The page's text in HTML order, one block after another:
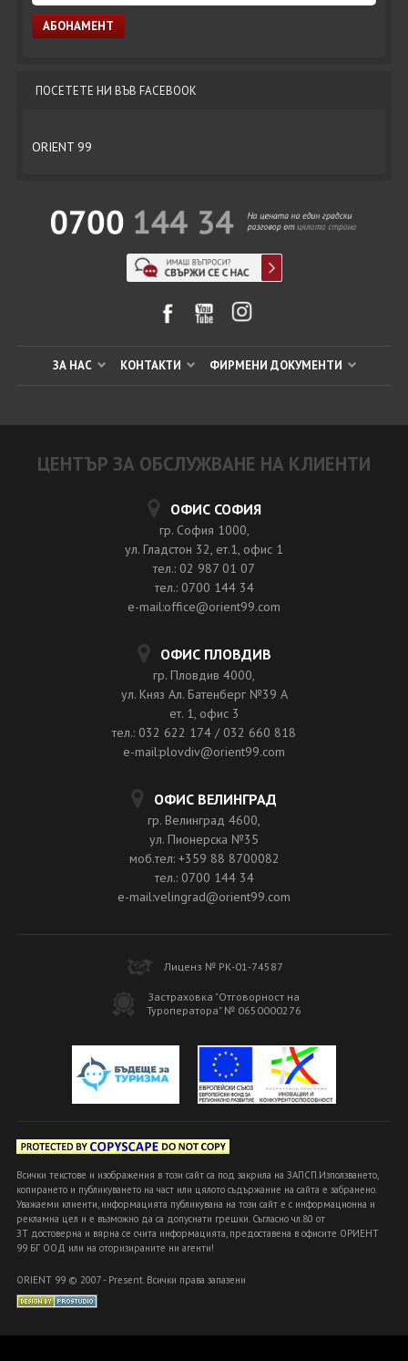
ПОСЕТЕТЕ НИ ВЪВ FACEBOOK
ORIENT 99
ЗА НАС КОНТАКТИ ФИРМЕНИ ДОКУМЕНТИ
ЦЕНТЪР ЗА ОБСЛУЖВАНЕ НА КЛИЕНТИ
ОФИС СОФИЯ
гр. София 1000,
ул. Гладстон 32, ет.1, офис 1
тел.: 02 987 01 07
тел.: 0700 144 34
e-mail:office@orient99.com
ОФИС ПЛОВДИВ
гр. Пловдив 4000,
ул. Княз Ал. Батенберг №39 A
ет. 1, офис 3
тел.: 032 622 174 / 032 660 818
e-mail:plovdiv@orient99.com
ОФИС ВЕЛИНГРАД
гр. Велинград 4600,
ул. Пионерска №35
моб.тел: +359 88 8700082
тел.: 0700 144 34
e-mail:velingrad@orient99.com
Лиценз № РК-01-74587
Застраховка "Отговорност на
Туроператора" № 0650000276
Всички текстове и изображения в този сайт са под закрила на ЗАПСП.Използването,
копирането и публикуването на част или цялото съдържание на сайта е забранено.
Уважаеми клиенти, информацията публикувана на този сайт е с информационна и
рекламна цел и е възможно да са допуснати грешки. Съгласно чл.80 от
ЗТ достоверна и вярна се счита информацията, предоставена в офисите ОРИЕНТ
99 БГ ООД или на оторизираните ни агенти!
ORIENT 99 © 2007 - Present. Всички права запазени